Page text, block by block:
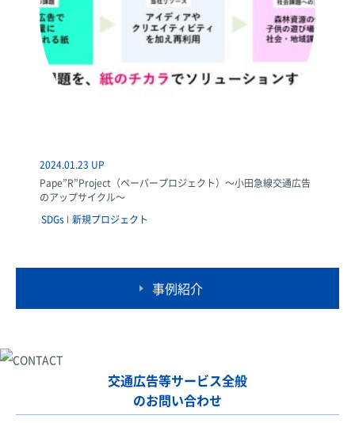
2024.01.23 UP
Pape”R”Project（ペーパープロジェクト）～小田急線交通広告
のアップサイクル～
SDGs
新規プロジェクト
事例紹介
交通広告等サービス全般
のお問い合わせ